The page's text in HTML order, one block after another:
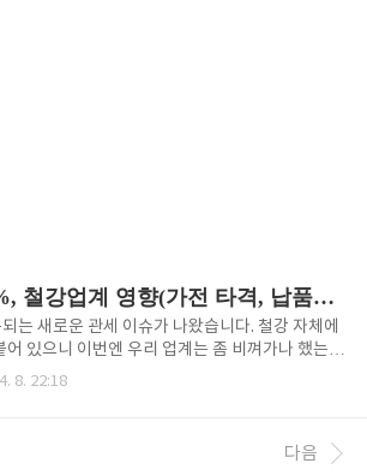
완제품 관세 25%, 철강업계 영향(가전 타격, 납품단가, 공급망 재편)
는 새로운 관세 이슈가 나왔습니다. 철강 자체에
있으니 이번엔 우리 업계는 좀 비껴가나 했는데,
있는 상황이 아니었습니다. 4월 6일부터 시행된
급사에도 고스란히 닿아올 것입니다.가전업계가 직
소식을 처음 접했을 때 가장 먼저 든 생각은 "배
8. 22:18
다음